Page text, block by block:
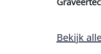
Bekijk